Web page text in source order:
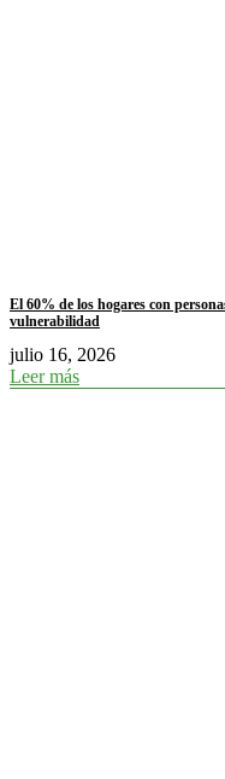
El 60% de los hogares con
vulnerabilidad
julio 16, 2026
Leer más